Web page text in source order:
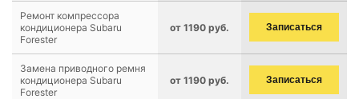
Ремонт компрессора
кондиционера Subaru
Forester
от 1190 руб. Записаться
Замена приводного ремня
кондиционера Subaru
Forester
от 1190 руб. Записаться